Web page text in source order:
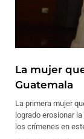
La mujer
Guatemala
La primera mujer
logrado erosionar
los crímenes en